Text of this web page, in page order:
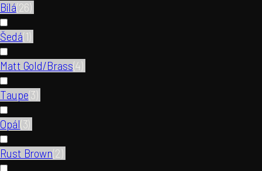
Bílá(26)
Šedá(1)
Matt Gold/Brass(4)
Taupe(3)
Opál(3)
Rust Brown(2)